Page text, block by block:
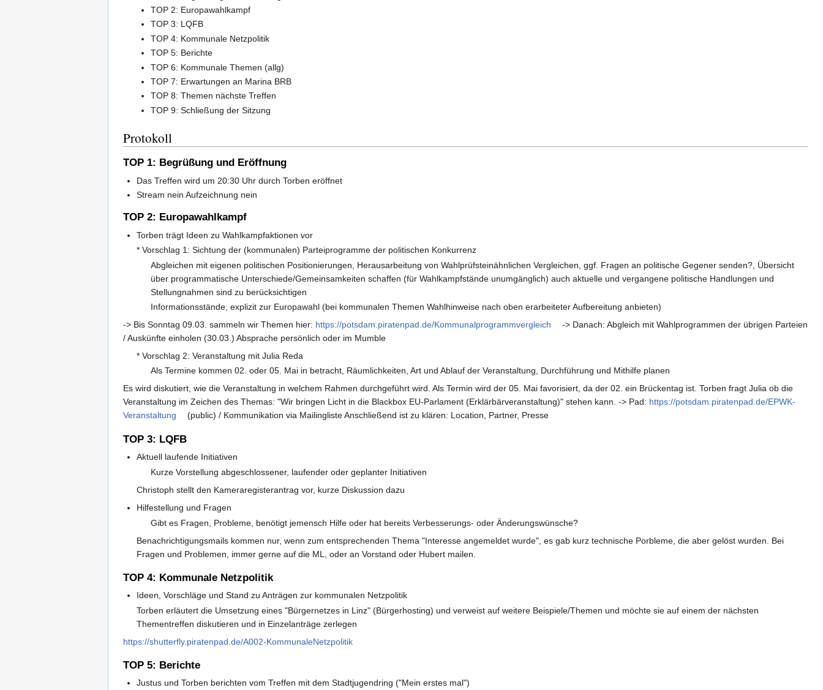
TOP 2: Europawahlkampf
TOP 3: LQFB
TOP 4: Kommunale Netzpolitik
TOP 5: Berichte
TOP 6: Kommunale Themen (allg)
TOP 7: Erwartungen an Marina BRB
TOP 8: Themen nächste Treffen
TOP 9: Schließung der Sitzung
Protokoll
TOP 1: Begrüßung und Eröffnung
Das Treffen wird um 20:30 Uhr durch Torben eröffnet
Stream nein Aufzeichnung nein
TOP 2: Europawahlkampf
Torben trägt Ideen zu Wahlkampfaktionen vor
* Vorschlag 1: Sichtung der (kommunalen) Parteiprogramme der politischen Konkurrenz
Abgleichen mit eigenen politischen Positionierungen, Herausarbeitung von Wahlprüfsteinähnlichen Vergleichen, ggf. Fragen an politische Gegener senden?, Übersicht
über programmatische Unterschiede/Gemeinsamkeiten schaffen (für Wahlkampfstände unumgänglich) auch aktuelle und vergangene politische Handlungen und
Stellungnahmen sind zu berücksichtigen
Informationsstände, explizit zur Europawahl (bei kommunalen Themen Wahlhinweise nach oben erarbeiteter Aufbereitung anbieten)
-> Bis Sonntag 09.03. sammeln wir Themen hier: https://potsdam.piratenpad.de/Kommunalprogrammvergleich
-> Danach: Abgleich mit Wahlprogrammen der übrigen Parteien
/ Auskünfte einholen (30.03.) Absprache persönlich oder im Mumble
* Vorschlag 2: Veranstaltung mit Julia Reda
Als Termine kommen 02. oder 05. Mai in betracht, Räumlichkeiten, Art und Ablauf der Veranstaltung, Durchführung und Mithilfe planen
Es wird diskutiert, wie die Veranstaltung in welchem Rahmen durchgeführt wird. Als Termin wird der 05. Mai favorisiert, da der 02. ein Brückentag ist. Torben fragt Julia ob die
Veranstaltung im Zeichen des Themas: "Wir bringen Licht in die Blackbox EU-Parlament (Erklärbärveranstaltung)" stehen kann. -> Pad: https://potsdam.piratenpad.de/EPWK-
Veranstaltung
(public) / Kommunikation via Mailingliste Anschließend ist zu klären: Location, Partner, Presse
TOP 3: LQFB
Aktuell laufende Initiativen
Kurze Vorstellung abgeschlossener, laufender oder geplanter Initiativen
Christoph stellt den Kameraregisterantrag vor, kurze Diskussion dazu
Hilfestellung und Fragen
Gibt es Fragen, Probleme, benötigt jemensch Hilfe oder hat bereits Verbesserungs- oder Änderungswünsche?
Benachrichtigungsmails kommen nur, wenn zum entsprechenden Thema "Interesse angemeldet wurde", es gab kurz technische Porbleme, die aber gelöst wurden. Bei
Fragen und Problemen, immer gerne auf die ML, oder an Vorstand oder Hubert mailen.
TOP 4: Kommunale Netzpolitik
Ideen, Vorschläge und Stand zu Anträgen zur kommunalen Netzpolitik
Torben erläutert die Umsetzung eines "Bürgernetzes in Linz" (Bürgerhosting) und verweist auf weitere Beispiele/Themen und möchte sie auf einem der nächsten
Thementreffen diskutieren und in Einzelanträge zerlegen
https://shutterfly.piratenpad.de/A002-KommunaleNetzpolitik
TOP 5: Berichte
Justus und Torben berichten vom Treffen mit dem Stadtjugendring ("Mein erstes mal")